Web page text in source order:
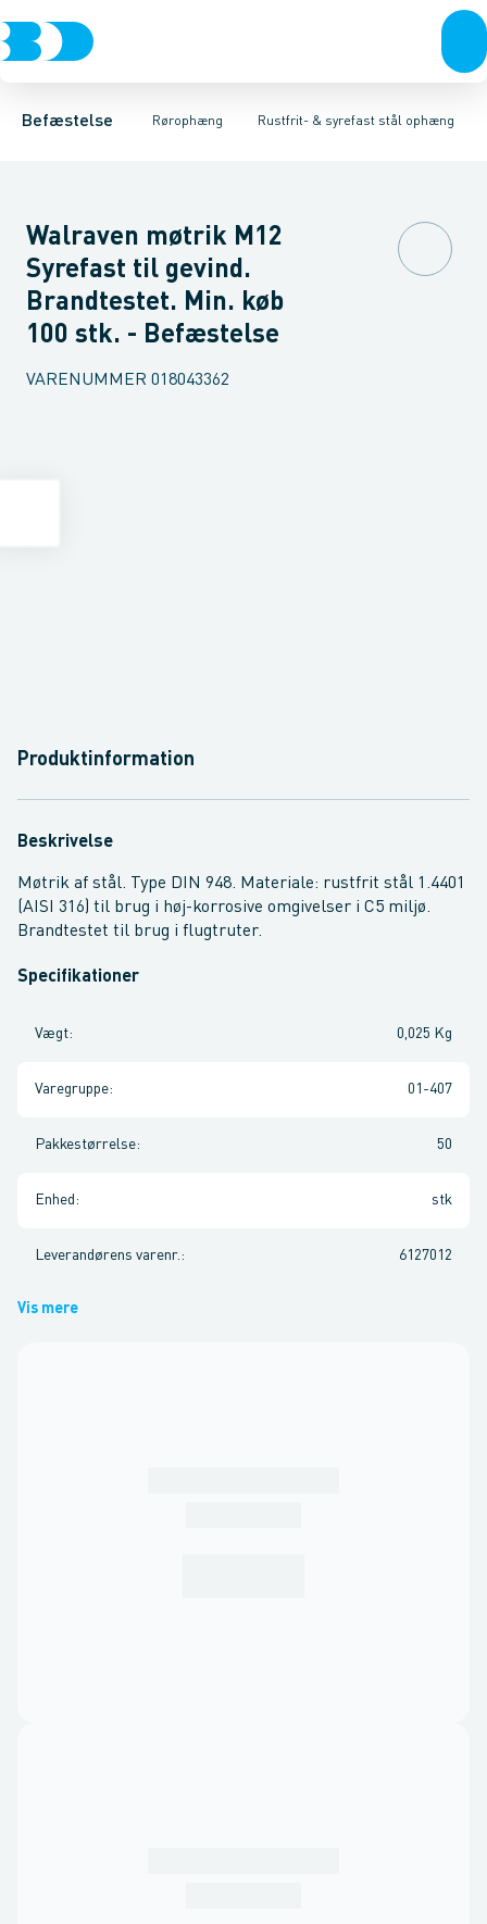
Befæstelse Rørophæng
Bolte & sætskruerMøtrikker SkiverSkruerSøm & dykkere
Rustfrit- & syrefast stål ophæng
Elforzinket- & varmgalvaniseret ophængRustfrit- & syrefast
Gevindstænger Gevindplatter SkiverMøtrikkerGrundflanger
Walraven møtrik M12
Syrefast til gevind.
Brandtestet. Min. køb
100 stk. - Befæstelse
VARENUMMER 018043362
Produktinformation
Beskrivelse
Møtrik af stål. Type DIN 948. Materiale: rustfrit stål 1.4401
(AISI 316) til brug i høj-korrosive omgivelser i C5 miljø.
Brandtestet til brug i flugtruter.
Specifikationer
Vægt: 0,025 Kg
Varegruppe: 01-407
Pakkestørrelse: 50
Enhed : stk
Leverandørens varenr. : 6127012
Vis mere